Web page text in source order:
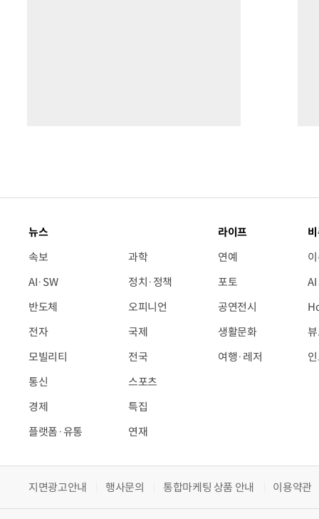
뉴스
속보
AI·SW
반도체
전자
모빌리티
통신
경제
플랫폼·유통
과학
정치·정책
오피니언
국제
전국
스포츠
특집
연재
라이프
연예
포토
공연전시
생활문화
여행·레저
지면광고안내 행사문의 통합마케팅 상품 안내 이용약관